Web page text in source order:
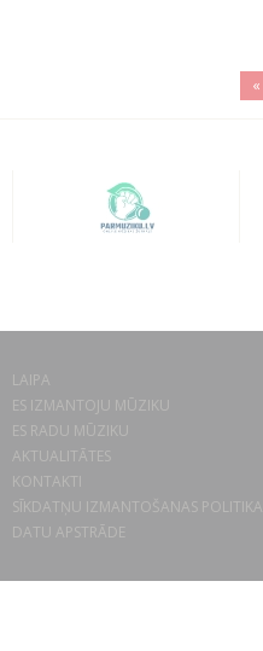
«
LAIPA
ES IZMANTOJU MŪZIKU
ES RADU MŪZIKU
AKTUALITĀTES
KONTAKTI
SĪKDATŅU IZMANTOŠANAS POLITIKA
DATU APSTRĀDE